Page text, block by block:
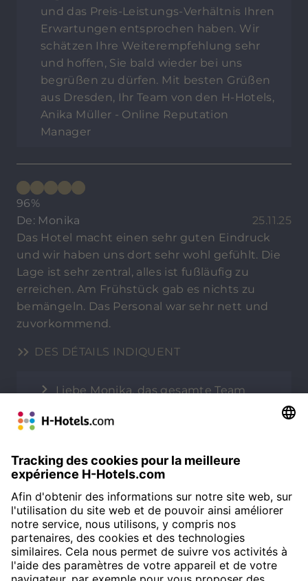
und das Preis-Leistungs-Verhältnis Ihren
Erwartungen entsprochen haben. Wir
schätzen Ihre Weiterempfehlung sehr
und hoffen, Sie bald wieder bei uns
begrüßen zu dürfen. Mit besten Grüßen
aus Dresden, Ihr Team von den H-Hotels,
Anika Müller - Online Reputation
Manager
96%
De: Monika
25.11.25
Das Hotel macht einen sehr guten Eindruck
und wir haben uns dort sehr wohl gefühlt. Die
Lage ist sehr zentral, alles ist fußläufig zu
erreichen. Am Frühstück gab es nichts zu
bemängeln. Das Personal war sehr nett und
zuvorkommend.
DES DÉTAILS INDIQUENT
Liebe Monika, das gesamte Team
großartige Bewertung bedanken. Es gibt
und glückliche Gäste, die sich
wohlgefühlt haben und uns in positiver
Erinnerung behalten. Empfehlen Sie uns
gerne weiter. W Beste Grüße, Ihr Team
von den H-Hotels, Michelle Steinegger -
online Reputation Assistent West